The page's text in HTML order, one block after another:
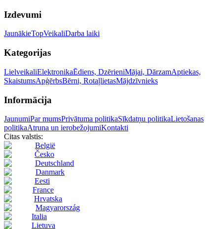
Izdevumi
JaunākieTopVeikaliDarba laiki
Kategorijas
LielveikaliElektronikaĒdiens, DzērieniMājai, DārzamAptiekas,
SkaistumsApģērbsBērni, RotaļlietasMājdzīvnieks
Informācija
JaunumiPar mumsPrivātuma politikaSīkdatņu politikaLietošanas
politikaAtruna un ierobežojumiKontakti
Citas valstis:
België
Česko
Deutschland
Danmark
Eesti
France
Hrvatska
Magyarország
Italia
Lietuva